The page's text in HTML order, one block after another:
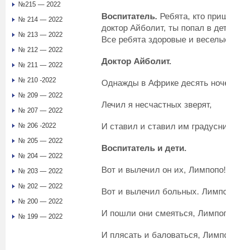
Воспитатель. Ребята, кто
доктор Айболит, ты попал в
Все ребята здоровые и
Доктор Айболит.
Однажды в Африке десять
Лечил я несчастных зверят,
И ставил и ставил им
Воспитатель и дети.
Вот и вылечил он их, Лимпопо!
Вот и вылечил больных.
И пошли они смеяться,
И плясать и баловаться,
№215 — 2022
№ 214 — 2022
№ 213 — 2022
№ 212 — 2022
№ 211 — 2022
№ 210 -2022
№ 209 — 2022
№ 207 — 2022
№ 206 -2022
№ 205 — 2022
№ 204 — 2022
№ 203 — 2022
№ 202 — 2022
№ 200 — 2022
№ 199 — 2022